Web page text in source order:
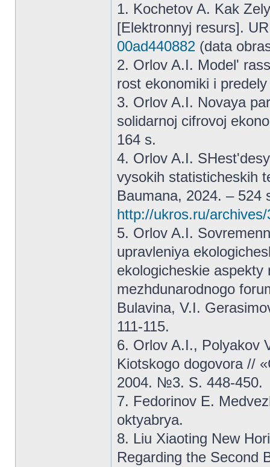
1. Kochetov A. Kak
[Elektronnyj resurs].
00ad440882 (data
2. Orlov A.I. Model'
rost ekonomiki i
3. Orlov A.I. Novaya
solidarnoj cifrovoj
164 s.
4. Orlov A.I.
vysokih statisticheskih
Baumana, 2024. – 524
http://ukros.ru/archives/
5. Orlov A.I.
upravleniya
ekologicheskie
mezhdunarodnogo
Bulavina, V.I.
111-115.
6. Orlov A.I., Polyakov
Kiotskogo dogovora //
2004. №3. S. 448-450.
7. Fedorinov E.
oktyabrya.
8. Liu Xiaoting New
Regarding the Second